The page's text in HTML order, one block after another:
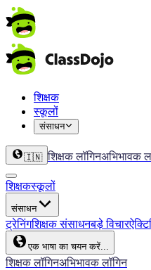
शिक्षक
स्कूलों
संसाधन
🇮🇳 शिक्षक लॉगिनअभिभावक
शिक्षकस्कूलों
संसाधन
ट्रेनिंगशिक्षक संसाधनबड़े विचार
एक भाषा का चयन करें...
शिक्षक लॉगिनअभिभावक लॉगिन